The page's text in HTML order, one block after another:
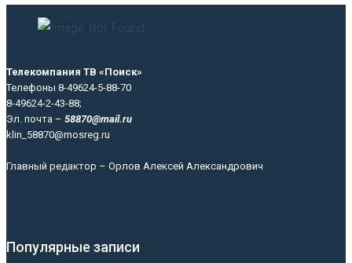
Телекомпания ТВ «Поиск»
Телефоны 8-49624-5-88-70
8-49624-2-43-88;
Эл. почта – 58870@mail.ru
klin_58870@mosreg.ru
Главный редактор – Орлов Алексей Александрович
Популярные записи